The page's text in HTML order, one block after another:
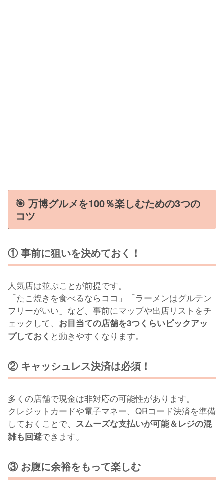
🎯 万博グルメを100％楽しむための3つの
コツ
① 事前に狙いを決めておく！
人気店は並ぶことが前提です。
「たこ焼きを食べるならココ」「ラーメンはグルテン
フリーがいい」など、事前にマップや出店リストをチ
ェックして、 お目当ての店舗を3つくらいピックアッ
プしておく と動きやすくなります。
② キャッシュレス決済は必須！
多くの店舗で現金は非対応の可能性があります。
クレジットカードや電子マネー、QRコード決済を準備
しておくことで、 スムーズな支払いが可能＆レジの混
雑も回避できます。
③ お腹に余裕をもって楽しむ